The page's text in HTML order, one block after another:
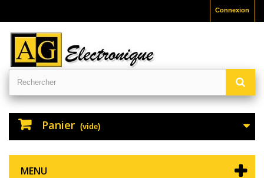
Connexion
Panier (vide)
MENU